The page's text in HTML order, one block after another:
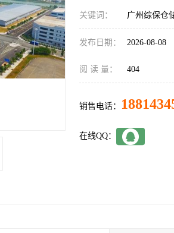
关键词： 广州综保仓
发布日期： 2026-08-08
阅 读 量： 404
销售电话：
在线QQ：